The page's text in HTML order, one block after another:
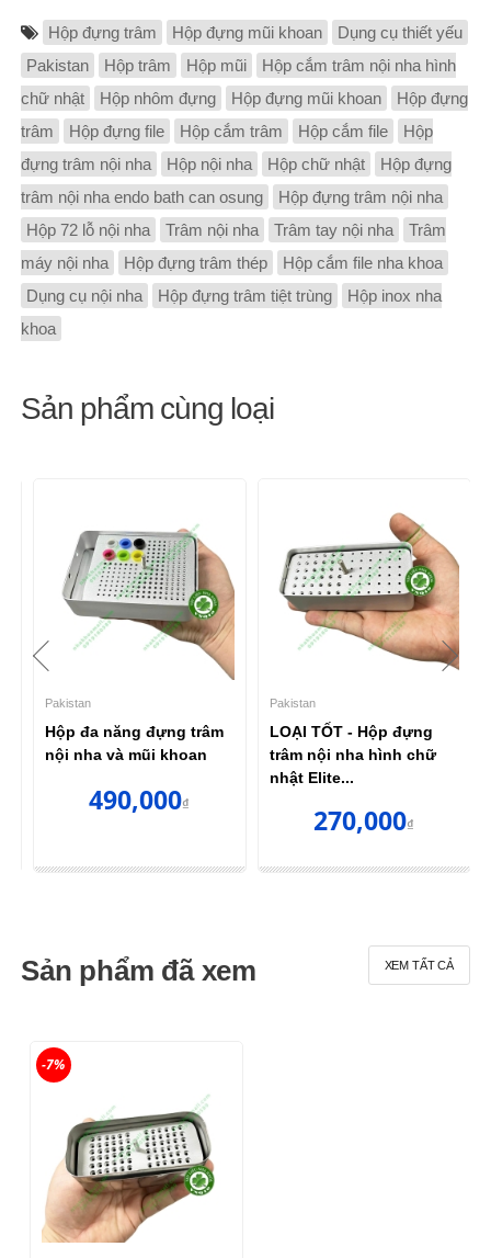
Hộp đựng trâm Hộp đựng mũi khoan
Dụng cụ thiết yếu
Pakistan
Hộp trâm Hộp mũi
Hộp cắm trâm nội nha hình
chữ nhật
Hộp nhôm đựng Hộp đựng mũi khoan
Hộp đựng
trâm
Hộp đựng file Hộp cắm trâm Hộp cắm file
Hộp
đựng trâm nội nha
Hộp nội nha Hộp chữ nhật
Hộp đựng
trâm nội nha endo bath can osung
Hộp đựng trâm nội nha
Hộp 72 lỗ nội nha
Trâm nội nha Trâm tay nội nha
Trâm
máy nội nha
Hộp đựng trâm thép
Hộp cắm file nha khoa
Dụng cụ nội nha
Hộp đựng trâm tiệt trùng
Hộp inox nha
khoa
Sản phẩm cùng loại
Pakistan
Hộp đa năng đựng trâm
nội nha và mũi khoan
490,000₫
Pakistan
LOẠI TỐT - Hộp đựng
trâm nội nha hình chữ
nhật Elite...
270,000₫
Sản phẩm đã xem XEM TẤT CẢ
-7%